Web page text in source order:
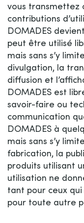
vous transmettez
contributions
DOMADES
peut être utilisé
mais sans s’y
divulgation, la
diffusion et
DOMADES est
savoir-faire ou
communication
DOMADES à
mais sans s’y
fabrication, la
produits utilisant
utilisation ne
tant pour ceux
pour toute autre